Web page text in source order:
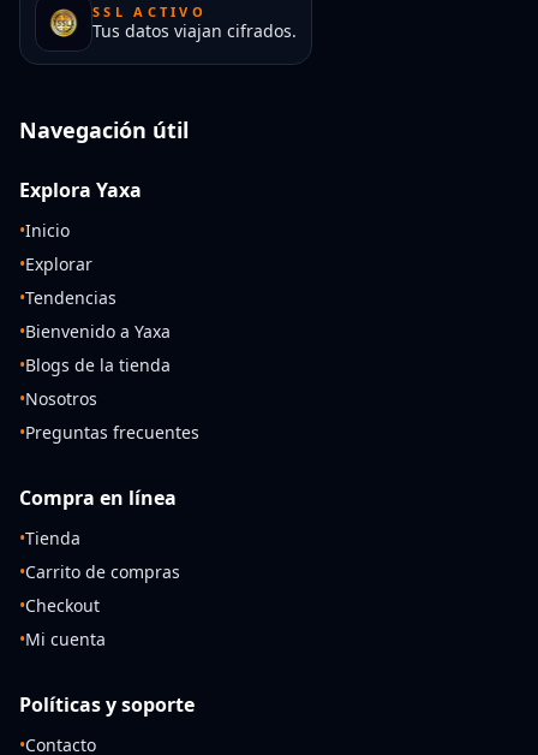
SSL ACTIVO
Tus datos viajan cifrados.
Navegación útil
Explora Yaxa
•Inicio
•Explorar
•Tendencias
•Bienvenido a Yaxa
•Blogs de la tienda
•Nosotros
•Preguntas frecuentes
Compra en línea
•Tienda
•Carrito de compras
•Checkout
•Mi cuenta
Políticas y soporte
•Contacto